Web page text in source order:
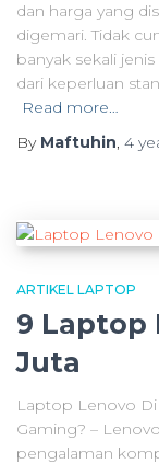
dan harga yang
digemari. Tidak
banyak sekali
dari keperluan
Read more…
By Maftuhin, 4
ARTIKEL LAPTOP
9 Laptop
Juta
Laptop Lenovo Di
Gaming? –
pengalaman